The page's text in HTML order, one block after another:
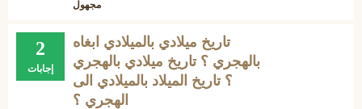
مجهول
2
إجابات
تاريخ ميلادي بالميلادي ابغاه
بالهجري ؟ تاريخ ميلادي بالهجري
؟ تاريخ الميلاد بالميلادي الى
الهجري ؟